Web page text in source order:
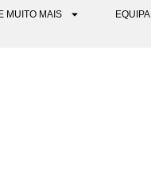
MUITO MAIS EQUIPA